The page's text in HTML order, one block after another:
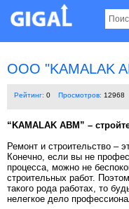
OOO "KAMALAK
Рейтинг: 0 Просмотров: 12968
“KAMALAK ABM” –
Ремонт и строительство –
Конечно, если вы не
процесса, можно не
строительных работ.
такого рода работах, то
нелегкое дело